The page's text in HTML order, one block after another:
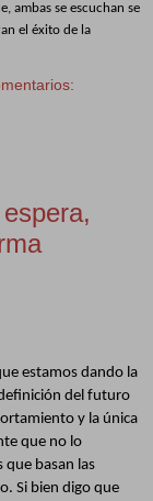
ambas se escuchan se
el éxito de la
estamos dando la
del futuro
y la única
que no lo
que basan las
Si bien digo que